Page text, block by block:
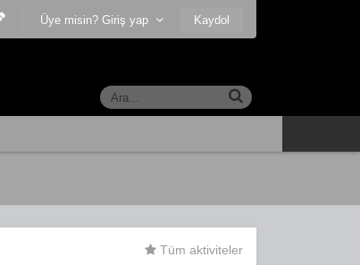
Üye misin? Giriş yap Kaydol
Tüm aktiviteler